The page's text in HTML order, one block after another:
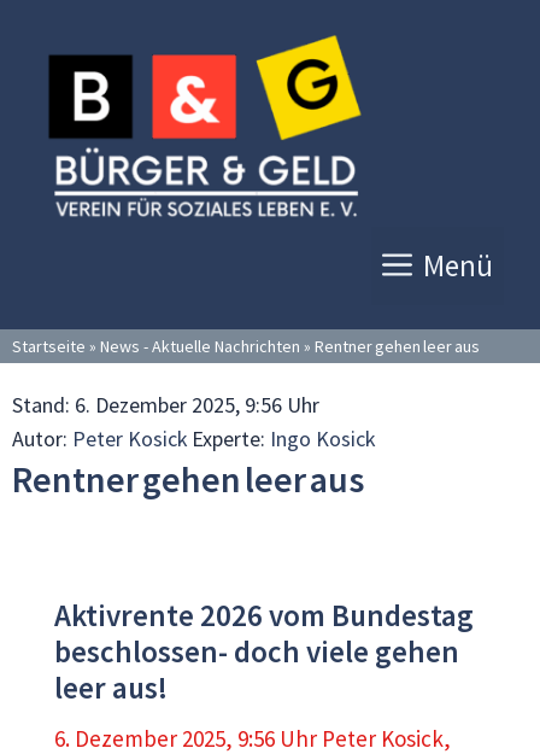
Inhalt
springen
Menü
Startseite » News - Aktuelle Nachrichten » Rentner gehen leer aus
Stand: 6. Dezember 2025, 9:56 Uhr
Autor: Peter Kosick Experte: Ingo Kosick
Rentner gehen leer aus
Aktivrente 2026 vom Bundestag
beschlossen- doch viele gehen
leer aus!
6. Dezember 2025, 9:56 Uhr Peter Kosick,